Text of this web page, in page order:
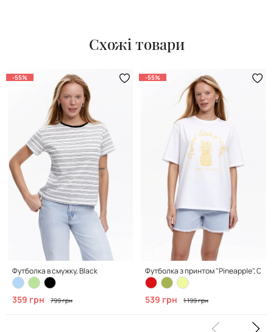
Схожі товари
-55%
Футболка в смужку, Black
359 грн 799 грн
-55%
Футболка з принтом "Pineapple",
539 грн 1 199 грн